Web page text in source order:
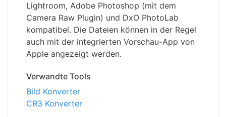
Lightroom, Adobe Photoshop (mit dem
Camera Raw Plugin) und DxO PhotoLab
kompatibel. Die Dateien können in der Regel
auch mit der integrierten Vorschau-App von
Apple angezeigt werden.
Verwandte Tools
Bild Konverter
CR3 Konverter